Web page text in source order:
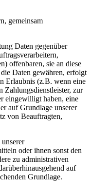
gemeinsam
Daten gegenüber
offenbaren, sie an diese
Daten gewähren, erfolgt
Erlaubnis (z.B. wenn eine
Zahlungsdienstleister, zur
eingewilligt haben, eine
auf Grundlage unserer
von Beauftragten,
oder ihnen sonst den
zu administrativen
auf
Grundlage.